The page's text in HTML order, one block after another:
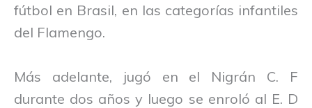
fútbol en Brasil, en las categorías infantiles
del Flamengo.
Más adelante, jugó en el Nigrán C. F
durante dos años y luego se enroló al E. D